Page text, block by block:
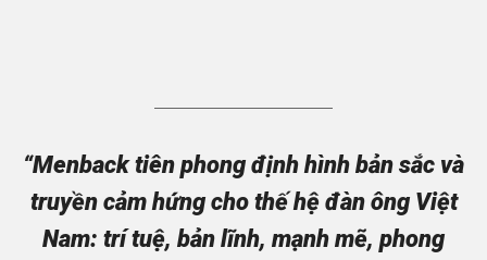
“Menback tiên phong định hình bản sắc và
truyền cảm hứng cho thế hệ đàn ông Việt
Nam: trí tuệ, bản lĩnh, mạnh mẽ, phong